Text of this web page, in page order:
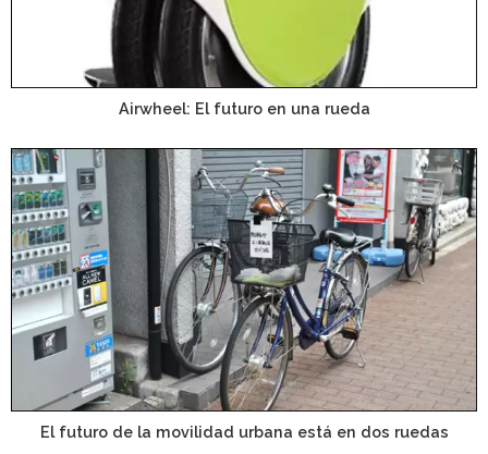
Airwheel: El futuro en una rueda
El futuro de la movilidad urbana está en dos ruedas